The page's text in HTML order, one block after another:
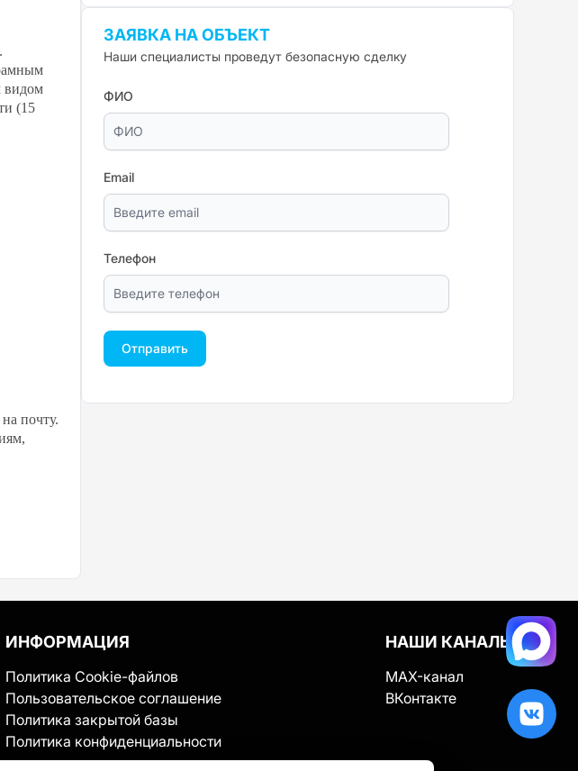
видом
(15
почту.
ЗАЯВКА НА ОБЪЕКТ
Наши специалисты проведут безопасную сделку
ФИО
Email
Телефон
Отправить
ИНФОРМАЦИЯ
Политика Cookie-файлов
Пользовательское соглашение
Политика закрытой базы
Политика конфиденциальности
НАШИ КАНАЛЫ
MAX-канал
ВКонтакте